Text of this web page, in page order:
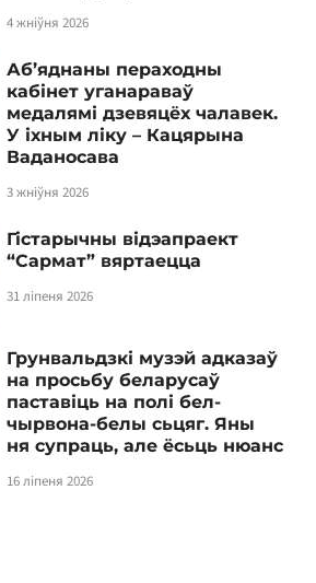
4 жніўня 2026
Аб’яднаны пераходны
кабінет уганараваў
медалямі дзевяцёх чалавек.
У іхным ліку – Кацярына
Ваданосава
3 жніўня 2026
Гістарычны відэапраект
“Сармат” вяртаецца
31 ліпеня 2026
Грунвальдзкі музэй адказаў
на просьбу беларусаў
паставіць на полі бел-
чырвона-белы сьцяг. Яны
ня супраць, але ёсьць нюанс
16 ліпеня 2026